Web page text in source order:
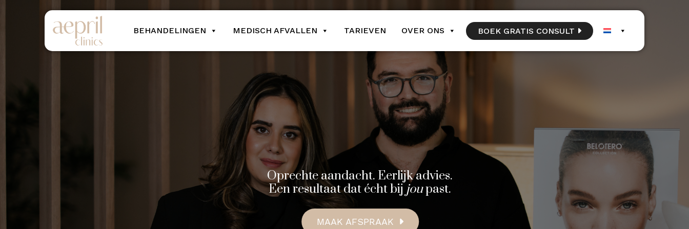
BEHANDELINGEN MEDISCH AFVALLEN TARIEVEN OVER ONS BOEK GRATIS CONSULT 
Oprechte aandacht. Eerlijk advies.
Een resultaat dat écht bij joupast.
MAAK AFSPRAAK